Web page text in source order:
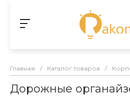
Главная / Каталог товаров /
Дорожные